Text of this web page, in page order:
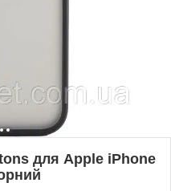
для Apple iPhone